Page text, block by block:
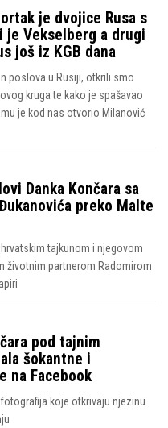
je dvojice Rusa s
Vekselberg a drugi
još iz KGB dana
poslova u Rusiji, otkrili smo
kruga te kako je spašavao
je kod nas otvorio Milanović
Danka Končara sa
preko Malte
tajkunom i njegovom
životnim partnerom Radomirom
pod tajnim
šokantne i
na Facebook
koje otkrivaju njezinu